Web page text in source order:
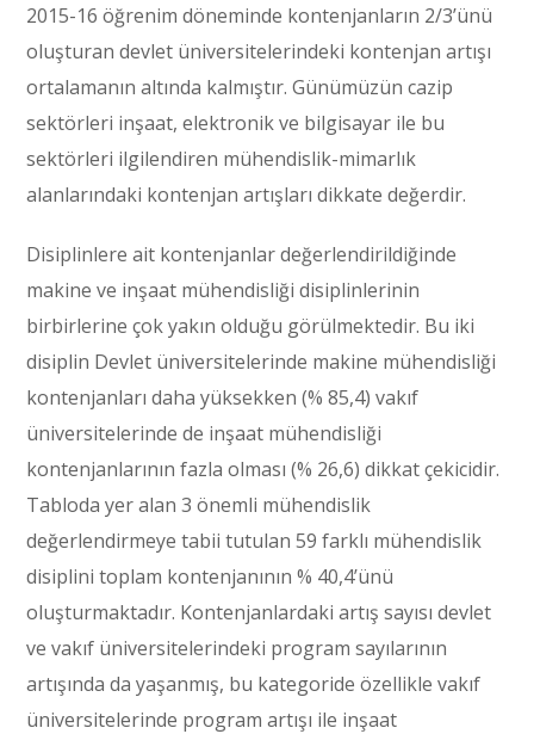
2015-16 öğrenim döneminde kontenjanların 2/3’ünü
oluşturan devlet üniversitelerindeki kontenjan artışı
ortalamanın altında kalmıştır. Günümüzün cazip
sektörleri inşaat, elektronik ve bilgisayar ile bu
sektörleri ilgilendiren mühendislik-mimarlık
alanlarındaki kontenjan artışları dikkate değerdir.
Disiplinlere ait kontenjanlar değerlendirildiğinde
makine ve inşaat mühendisliği disiplinlerinin
birbirlerine çok yakın olduğu görülmektedir. Bu iki
disiplin Devlet üniversitelerinde makine mühendisliği
kontenjanları daha yüksekken (% 85,4) vakıf
üniversitelerinde de inşaat mühendisliği
kontenjanlarının fazla olması (% 26,6) dikkat çekicidir.
Tabloda yer alan 3 önemli mühendislik
değerlendirmeye tabii tutulan 59 farklı mühendislik
disiplini toplam kontenjanının % 40,4’ünü
oluşturmaktadır. Kontenjanlardaki artış sayısı devlet
ve vakıf üniversitelerindeki program sayılarının
artışında da yaşanmış, bu kategoride özellikle vakıf
üniversitelerinde program artışı ile inşaat